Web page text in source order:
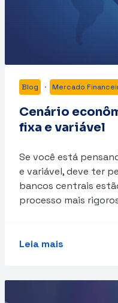
Blog · Mercado
Cenário
fixa e variável
Se você está
e variável, deve ter
bancos centrais
processo mais
Leia mais